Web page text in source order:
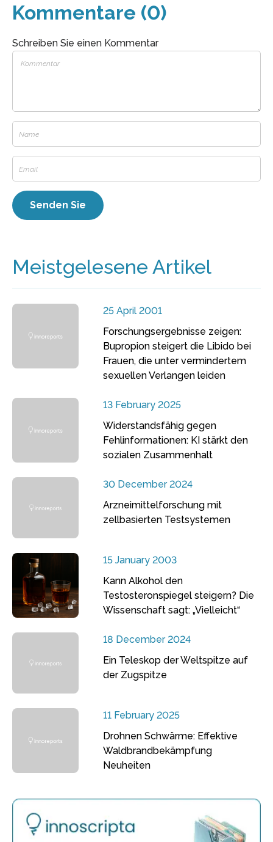
Kommentare (0)
Schreiben Sie einen Kommentar
Meistgelesene Artikel
25 April 2001
Forschungsergebnisse zeigen:
Bupropion steigert die Libido bei
Frauen, die unter vermindertem
sexuellen Verlangen leiden
13 February 2025
Widerstandsfähig gegen
Fehlinformationen: KI stärkt den
sozialen Zusammenhalt
30 December 2024
Arzneimittelforschung mit
zellbasierten Testsystemen
15 January 2003
Kann Alkohol den
Testosteronspiegel steigern? Die
Wissenschaft sagt: „Vielleicht“
18 December 2024
Ein Teleskop der Weltspitze auf
der Zugspitze
11 February 2025
Drohnen Schwärme: Effektive
Waldbrandbekämpfung
Neuheiten